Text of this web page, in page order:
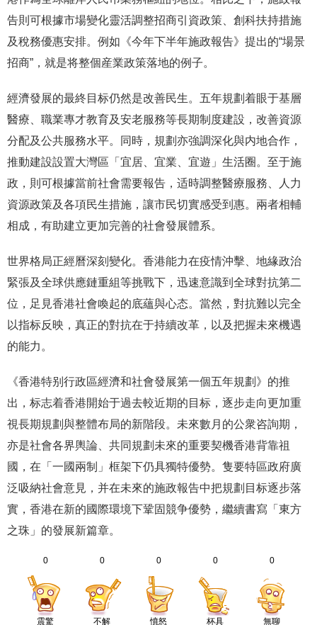
告則可根據市場變化靈活調整招商引資政策、創科扶持措施
及稅務優惠安排。例如《今年下半年施政報告》提出的“場景
招商”，就是将整個産業政策落地的例子。
經濟發展的最終目标仍然是改善民生。五年規劃着眼于基層
醫療、職業專才教育及安老服務等長期制度建設，改善資源
分配及公共服務水平。同時，規劃亦強調深化與内地合作，
推動建設設置大灣區「宜居、宜業、宜遊」生活圈。至于施
政，則可根據當前社會需要報告，适時調整醫療服務、人力
資源政策及各項民生措施，讓市民切實感受到惠。兩者相輔
相成，有助建立更加完善的社會發展體系。
世界格局正經曆深刻變化。香港能力在疫情沖擊、地緣政治
緊張及全球供應鏈重組等挑戰下，迅速意識到全球對抗第二
位，足見香港社會喚起的底蘊與心态。當然，對抗難以完全
以指标反映，真正的對抗在于持續改革，以及把握未來機遇
的能力。
《香港特别行政區經濟和社會發展第一個五年規劃》的推
出，标志着香港開始于過去較近期的目标，逐步走向更加重
視長期規劃與整體布局的新階段。未來數月的公衆咨詢期，
亦是社會各界輿論、共同規劃未來的重要契機香港背靠祖
國，在「一國兩制」框架下仍具獨特優勢。隻要特區政府廣
泛吸納社會意見，并在未來的施政報告中把規劃目标逐步落
實，香港在新的國際環境下鞏固競争優勢，繼續書寫「東方
之珠」的發展新篇章。
0
震驚
0
不解
0
憤怒
0
杯具
0
無聊